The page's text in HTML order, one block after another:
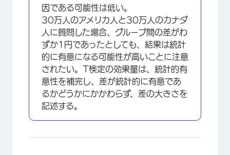
因である可能性は低い。
30万人のアメリカ人と30万人のカナダ
人に質問した場合、グループ間の差がわ
ずか1円であったとしても、結果は統計
的に有意になる可能性が高いことに注意
されたい。T検定の効果量は、統計的有
意性を補完し、差が統計的に有意であ
るかどうかにかかわらず、差の大きさを
記述する。